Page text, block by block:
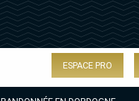
ESPACE PRO